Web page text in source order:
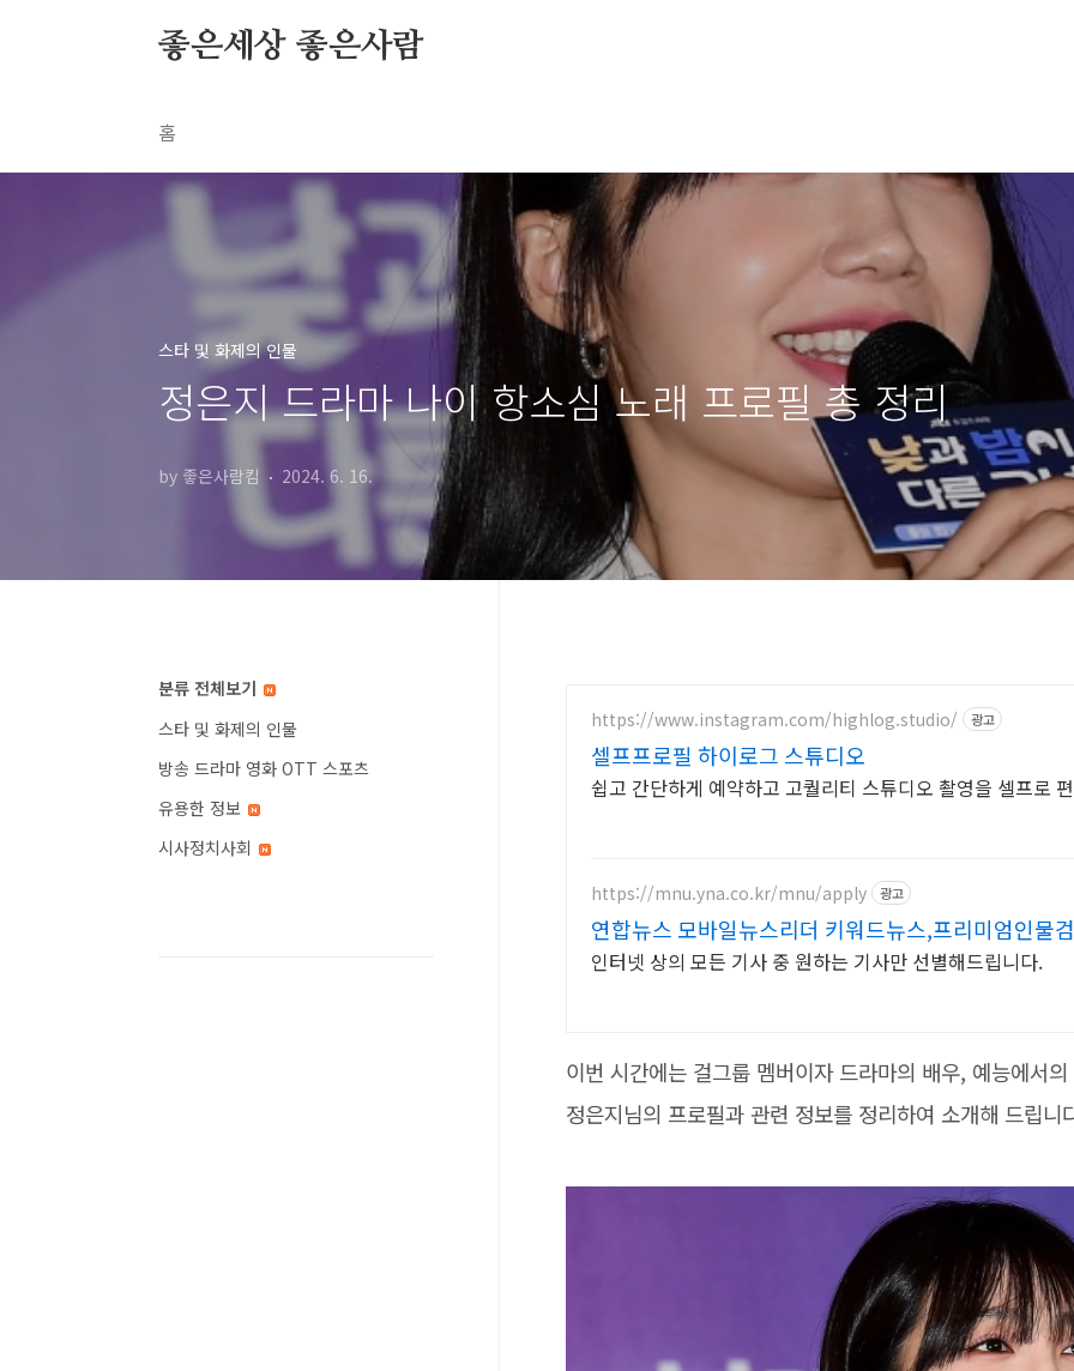
좋은세상 좋은사람
홈
스타 및 화제의 인물
정은지 드라마 나이 항소심 노래 프로필 총 정리
by 좋은사람킴 2024. 6. 16.
https://www.instagram.com/highlog.studio/ 광고
셀프프로필 하이로그 스튜디오
쉽고 간단하게 예약하고 고퀄리티 스튜디오 촬영을 셀프로
https://mnu.yna.co.kr/mnu/apply 광고
연합뉴스 모바일뉴스리더 키워드뉴스,프리미엄인물
인터넷 상의 모든 기사 중 원하는 기사만 선별해드립니다.
이번 시간에는 걸그룹 멤버이자 드라마의 배우, 예능에서
정은지님의 프로필과 관련 정보를 정리하여 소개해 드립니
분류 전체보기
스타 및 화제의 인물
방송 드라마 영화 OTT 스포츠
유용한 정보
시사정치사회